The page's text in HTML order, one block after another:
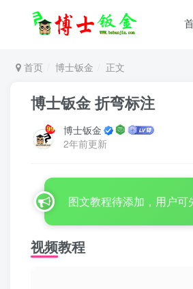
首页 博士钣金 正文
博士钣金 折弯标注
博士钣金
2年前更新
图文教程待添加，用户可
视频教程